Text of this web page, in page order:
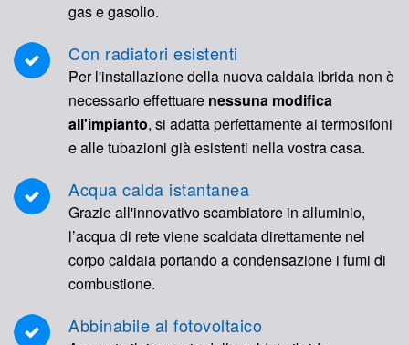
gas e gasolio.
Con radiatori esistenti
Per l'installazione della nuova caldaia ibrida non è
necessario effettuare nessuna modifica
all'impianto, si adatta perfettamente ai termosifoni
e alle tubazioni già esistenti nella vostra casa.
Acqua calda istantanea
Grazie all'innovativo scambiatore in alluminio,
l’acqua di rete viene scaldata direttamente nel
corpo caldaia portando a condensazione i fumi di
combustione.
Abbinabile al fotovoltaico